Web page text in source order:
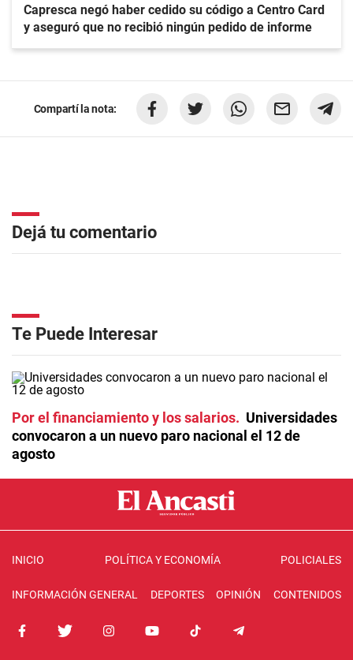
Capresca negó haber cedido su código a Centro Card
y aseguró que no recibió ningún pedido de informe
Compartí la nota:
Dejá tu comentario
Te Puede Interesar
Por el financiamiento y los salarios
Universidades
convocaron a un nuevo paro nacional el 12 de
agosto
INICIO POLÍTICA Y ECONOMÍA POLICIALES
INFORMACIÓN GENERAL DEPORTES OPINIÓN CONTENIDOS